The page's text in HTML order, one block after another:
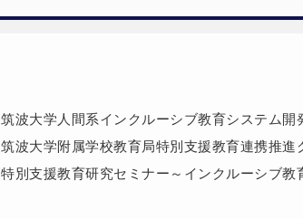
筑波大学人間系インクルーシブ教育システム開
筑波大学附属学校教育局特別支援教育連携推進
特別支援教育研究セミナー～インクルーシブ